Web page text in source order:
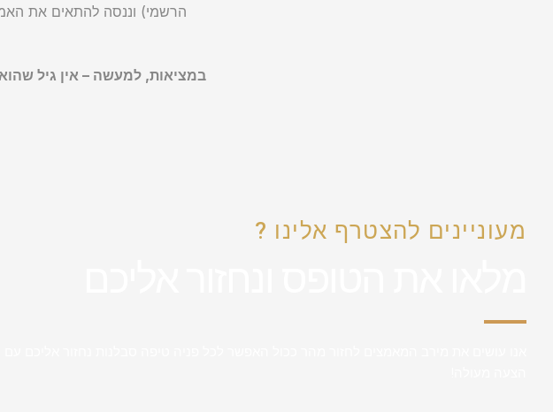
הרשמי) וננסה להתאים את
במציאות, למעשה – אין גיל
מעוניינים להצטרף אלינו ?